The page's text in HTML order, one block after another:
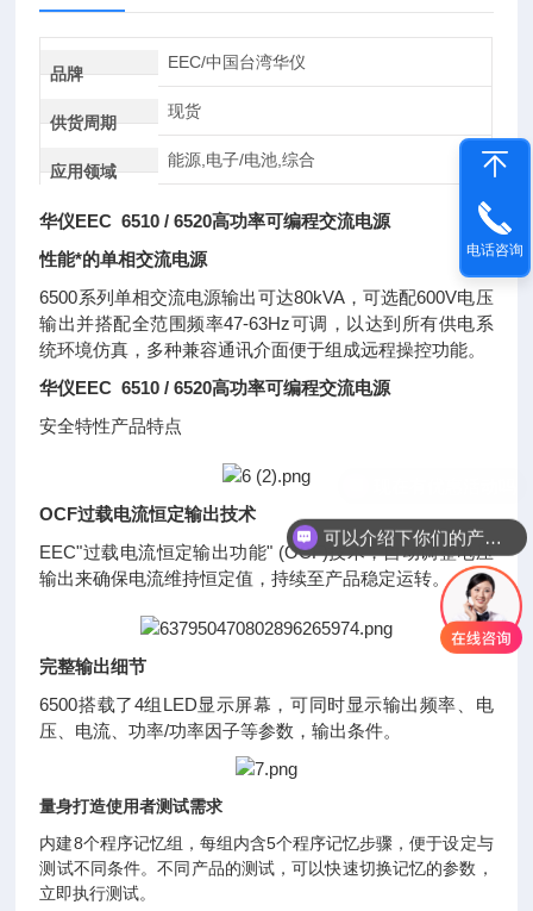
品牌
EEC/中国台湾华仪
供货周期
现货
应用领域
能源,电子/电池,综合
华仪EEC 6510 / 6520高功率可编程交流电源
性能*的单相交流电源
6500系列单相交流电源输出可达80kVA，可选配600V电压
输出并搭配全范围频率47-63Hz可调，以达到所有供电系
统环境仿真，多种兼容通讯介面便于组成远程操控功能。
华仪EEC 6510 / 6520高功率可编程交流电源
安全特性产品特点
OCF过载电流恒定输出技术
EEC"过载电流恒定输出功能" (OCF)技术，自动调整电压
输出来确保电流维持恒定值，持续至产品稳定运转。
完整输出细节
6500搭载了4组LED显示屏幕，可同时显示输出频率、电
压、电流、功率/功率因子等参数，输出条件。
量身打造使用者测试需求
内建8个程序记忆组，每组内含5个程序记忆步骤，便于设定与
测试不同条件。不同产品的测试，可以快速切换记忆的参数，
立即执行测试。
电话咨询
可以介绍下你们的产品么